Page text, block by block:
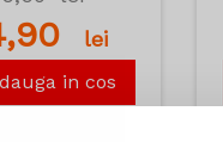
lei
in cos